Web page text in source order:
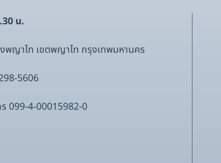
น.
พญาไท เขตพญาไท กรุงเทพมหานคร
5606
099-4-00015982-0